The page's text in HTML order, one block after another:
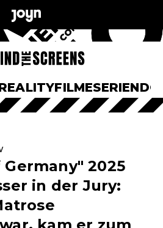
FILMESERIEN
2025
in der Jury: